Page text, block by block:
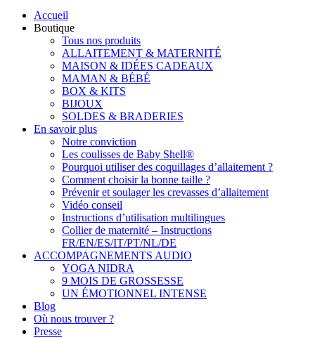
Accueil
Boutique
Tous nos produits
ALLAITEMENT & MATERNITÉ
MAISON & IDÉES CADEAUX
MAMAN & BÉBÉ
BOX & KITS
BIJOUX
SOLDES & BRADERIES
En savoir plus
Notre conviction
Les coulisses de Baby Shell®
Pourquoi utiliser des coquillages d’allaitement ?
Comment choisir la bonne taille ?
Prévenir et soulager les crevasses d’allaitement
Vidéo conseil
Instructions d’utilisation multilingues
Collier de maternité – Instructions
FR/EN/ES/IT/PT/NL/DE
ACCOMPAGNEMENTS AUDIO
YOGA NIDRA
9 MOIS DE GROSSESSE
UN ÉMOTIONNEL INTENSE
Blog
Où nous trouver ?
Presse